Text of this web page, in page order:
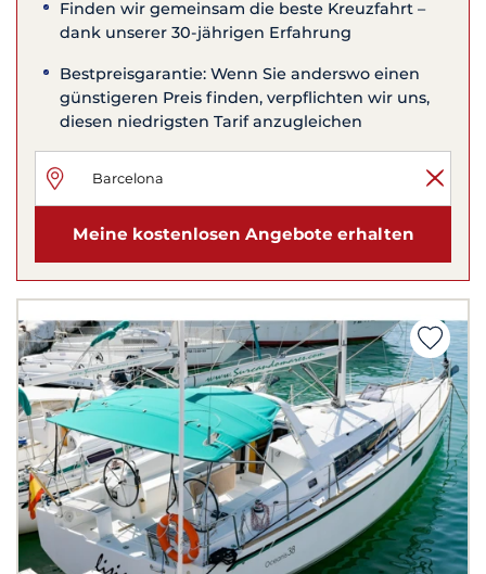
Finden wir gemeinsam die beste Kreuzfahrt –
dank unserer 30-jährigen Erfahrung
Bestpreisgarantie: Wenn Sie anderswo einen
günstigeren Preis finden, verpflichten wir uns,
diesen niedrigsten Tarif anzugleichen
Meine kostenlosen Angebote erhalten